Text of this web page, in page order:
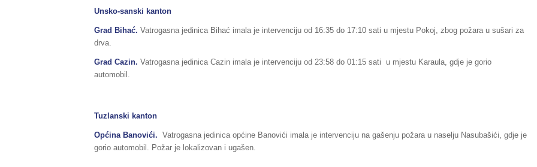
Unsko-sanski kanton
Grad Bihać. Vatrogasna jedinica Bihać imala je intervenciju od 16:35 do 17:10 sati u mjestu Pokoj, zbog požara u sušari za
drva.
Grad Cazin. Vatrogasna jedinica Cazin imala je intervenciju od 23:58 do 01:15 sati u mjestu Karaula, gdje je gorio
automobil.
Tuzlanski kanton
Općina Banovići. Vatrogasna jedinica općine Banovići imala je intervenciju na gašenju požara u naselju Nasubašići, gdje je
gorio automobil. Požar je lokalizovan i ugašen.